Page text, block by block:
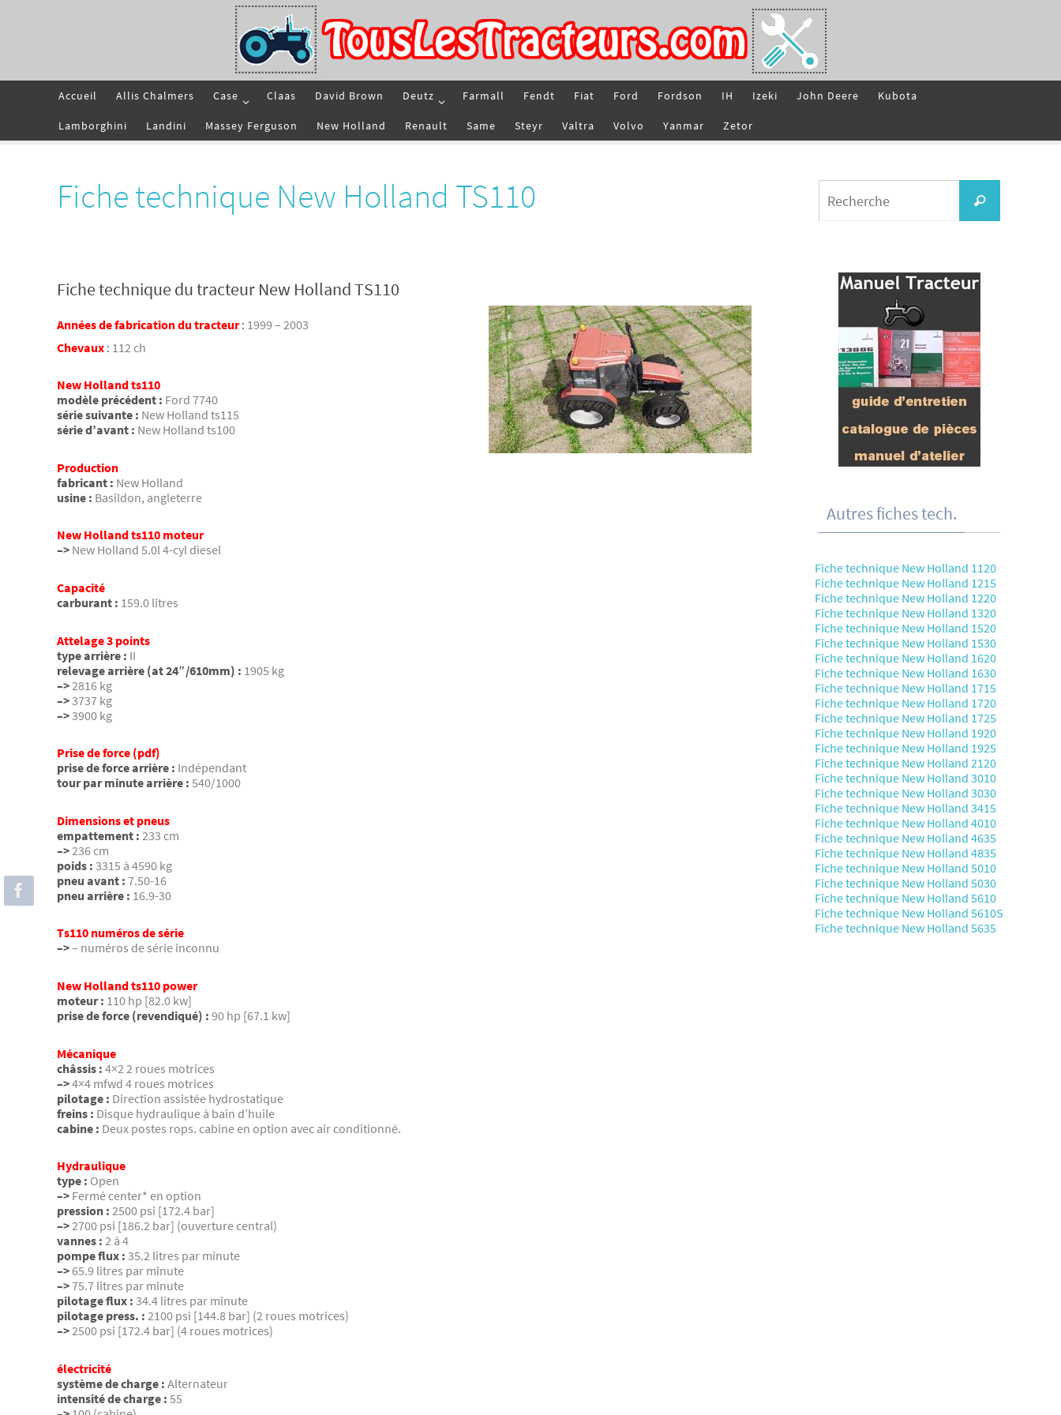
Accueil Allis Chalmers Case Claas David Brown Deutz Farmall Fendt Fiat Ford Fordson IH Izeki John Deere Kubota
Lamborghini Landini Massey Ferguson New Holland Renault Same Steyr Valtra Volvo Yanmar Zetor
Fiche technique New Holland TS110
Fiche technique du tracteur New Holland TS110
Années de fabrication du tracteur: 1999 – 2003
Chevaux : 112 ch
New Holland ts110
modèle précédent : Ford 7740
série suivante : New Holland ts115
série d’avant : New Holland ts100
Production
fabricant : New Holland
usine : Basildon, angleterre
New Holland ts110 moteur
–> New Holland 5.0l 4-cyl diesel
Capacité
carburant : 159.0 litres
Attelage 3 points
type arrière : II
relevage arrière (at 24″/610mm) : 1905 kg
–> 2816 kg
–>3737 kg
–>3900 kg
Prise de force (pdf)
prise de force arrière : Indépendant
tour par minute arrière : 540/1000
Dimensions et pneus
empattement : 233 cm
–> 236 cm
poids : 3315 à 4590 kg
pneu avant : 7.50-16
pneu arrière : 16.9-30
Ts110 numéros de série
–>– numéros de série inconnu
New Holland ts110 power
moteur : 110 hp [82.0 kw]
prise de force (revendiqué) : 90 hp [67.1 kw]
Mécanique
châssis : 4×2 2 roues motrices
–>4×4 mfwd 4 roues motrices
pilotage : Direction assistée hydrostatique
freins : Disque hydraulique à bain d’huile
cabine : Deux postes rops. cabine en option avec air conditionné.
Hydraulique
type : Open
–> Fermé center* en option
pression : 2500 psi [172.4 bar]
–>2700 psi [186.2 bar] (ouverture central)
vannes : 2 à 4
pompe flux : 35.2 litres par minute
–>65.9 litres par minute
–>75.7 litres par minute
pilotage flux : 34.4 litres par minute
pilotage press. : 2100 psi [144.8 bar] (2 roues motrices)
–>2500 psi [172.4 bar] (4 roues motrices)
électricité
système de charge : Alternateur
intensité de charge : 55
Recherche
Autres fiches tech.
Fiche technique New Holland 1120
Fiche technique New Holland 1215
Fiche technique New Holland 1220
Fiche technique New Holland 1320
Fiche technique New Holland 1520
Fiche technique New Holland 1530
Fiche technique New Holland 1620
Fiche technique New Holland 1630
Fiche technique New Holland 1715
Fiche technique New Holland 1720
Fiche technique New Holland 1725
Fiche technique New Holland 1920
Fiche technique New Holland 1925
Fiche technique New Holland 2120
Fiche technique New Holland 3010
Fiche technique New Holland 3030
Fiche technique New Holland 3415
Fiche technique New Holland 4010
Fiche technique New Holland 4635
Fiche technique New Holland 4835
Fiche technique New Holland 5010
Fiche technique New Holland 5030
Fiche technique New Holland 5610
Fiche technique New Holland 5610S
Fiche technique New Holland 5635